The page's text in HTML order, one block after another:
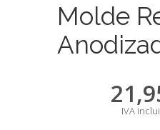
Molde
IVA